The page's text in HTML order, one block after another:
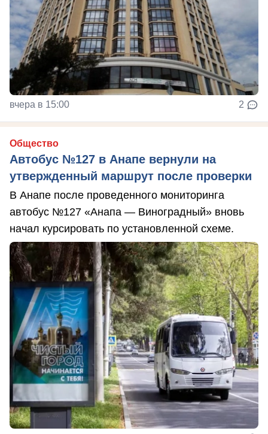
вчера в 15:00 2
Общество
Автобус №127 в Анапе вернули на
утвержденный маршрут после проверки
В Анапе после проведенного мониторинга
автобус №127 «Анапа — Виноградный» вновь
начал курсировать по установленной схеме.